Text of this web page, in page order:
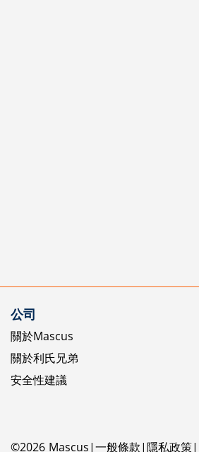
公司
關於Mascus
關於利氏兄弟
安全性建議
©2026 Mascus 一般條款 隱私政策